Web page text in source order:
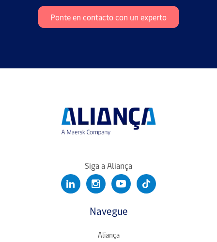
Ponte en contacto con un experto
Siga a Aliança
Navegue
Aliança